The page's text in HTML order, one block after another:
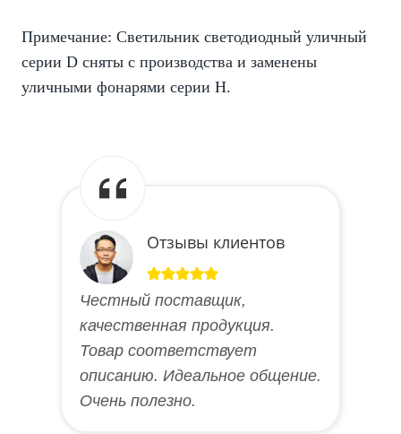
Примечание: Светильник светодиодный уличный
серии D сняты с производства и заменены
уличными фонарями серии H.
Отзывы клиентов
Честный поставщик,
качественная продукция.
Товар соответствует
описанию. Идеальное общение.
Очень полезно.